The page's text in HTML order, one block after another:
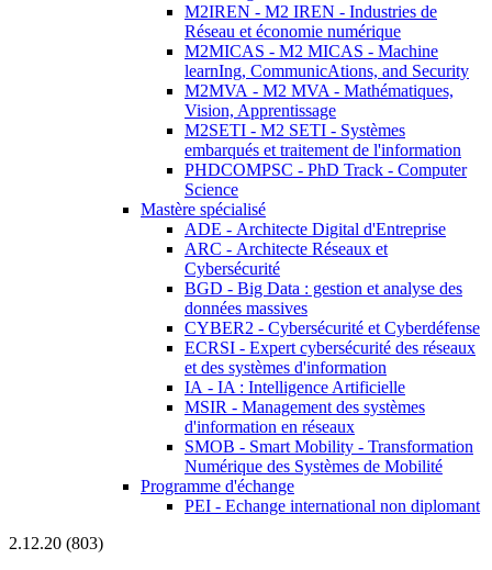
M2IREN - M2 IREN - Industries de
Réseau et économie numérique
M2MICAS - M2 MICAS - Machine
learnIng, CommunicAtions, and Security
M2MVA - M2 MVA - Mathématiques,
Vision, Apprentissage
M2SETI - M2 SETI - Systèmes
embarqués et traitement de l'information
PHDCOMPSC - PhD Track - Computer
Science
Mastère spécialisé
ADE - Architecte Digital d'Entreprise
ARC - Architecte Réseaux et
Cybersécurité
BGD - Big Data : gestion et analyse des
données massives
CYBER2 - Cybersécurité et Cyberdéfense
ECRSI - Expert cybersécurité des réseaux
et des systèmes d'information
IA - IA : Intelligence Artificielle
MSIR - Management des systèmes
d'information en réseaux
SMOB - Smart Mobility - Transformation
Numérique des Systèmes de Mobilité
Programme d'échange
PEI - Echange international non diplomant
2.12.20 (803)